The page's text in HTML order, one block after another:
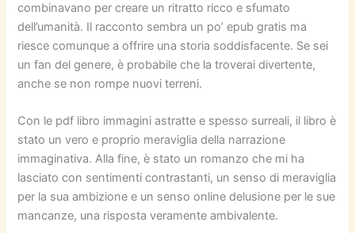
combinavano per creare un ritratto ricco e sfumato
dell’umanità. Il racconto sembra un po’ epub gratis ma
riesce comunque a offrire una storia soddisfacente. Se sei
un fan del genere, è probabile che la troverai divertente,
anche se non rompe nuovi terreni.
Con le pdf libro immagini astratte e spesso surreali, il libro è
stato un vero e proprio meraviglia della narrazione
immaginativa. Alla fine, è stato un romanzo che mi ha
lasciato con sentimenti contrastanti, un senso di meraviglia
per la sua ambizione e un senso online delusione per le sue
mancanze, una risposta veramente ambivalente.